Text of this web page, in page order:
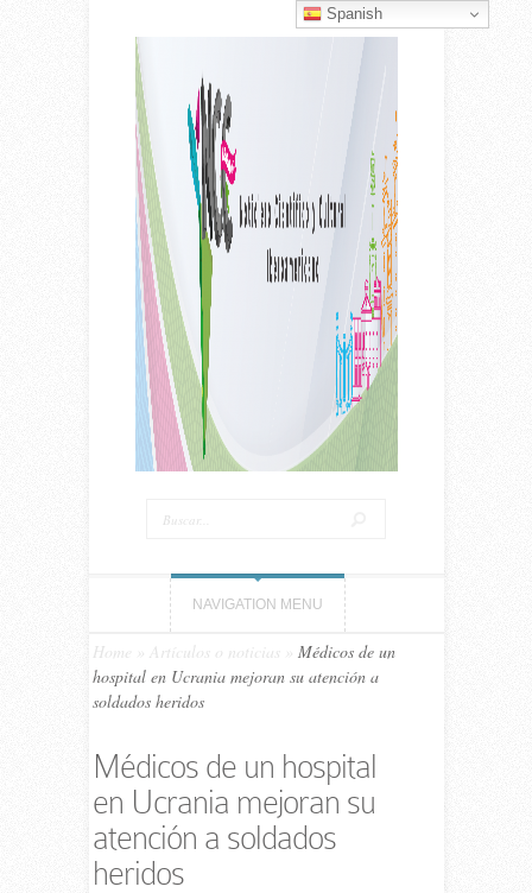
NAVIGATION MENU
Home Artículos o noticias
Médicos de un
hospital en Ucrania mejoran su atención a
soldados heridos
Médicos de un hospital
en Ucrania mejoran su
atención a soldados
heridos
Spanish